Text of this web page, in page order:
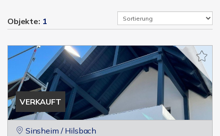
Objekte: 1
VERKAUFT
Sinsheim / Hilsbach